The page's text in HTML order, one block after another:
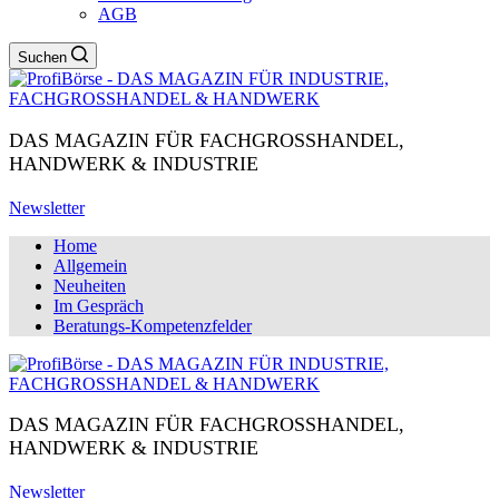
AGB
Suchen
DAS MAGAZIN FÜR FACHGROSSHANDEL,
HANDWERK & INDUSTRIE
Newsletter
Home
Allgemein
Neuheiten
Im Gespräch
Beratungs-Kompetenzfelder
DAS MAGAZIN FÜR FACHGROSSHANDEL,
HANDWERK & INDUSTRIE
Newsletter